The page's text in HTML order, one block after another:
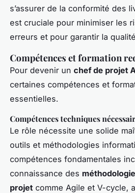
s’assurer de la conformité des
est cruciale pour minimiser les
erreurs et pour garantir la
Compétences et formation
Pour devenir un chef de projet
certaines compétences et
essentielles.
Compétences techniques
Le rôle nécessite une solide
outils et méthodologies
compétences fondamentales
connaissance des
projet comme Agile et V-cycle,